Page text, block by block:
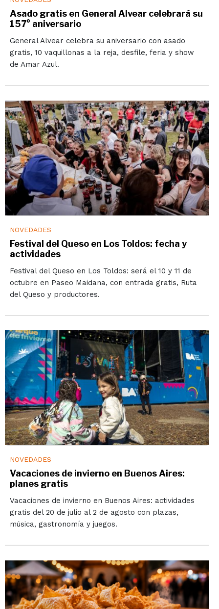
Asado gratis en General Alvear celebrará su
157° aniversario
General Alvear celebra su aniversario con asado
gratis, 10 vaquillonas a la reja, desfile, feria y show
de Amar Azul.
NOVEDADES
Festival del Queso en Los Toldos: fecha y
actividades
Festival del Queso en Los Toldos: será el 10 y 11 de
octubre en Paseo Maidana, con entrada gratis, Ruta
del Queso y productores.
NOVEDADES
Vacaciones de invierno en Buenos Aires:
planes gratis
Vacaciones de invierno en Buenos Aires: actividades
gratis del 20 de julio al 2 de agosto con plazas,
música, gastronomía y juegos.